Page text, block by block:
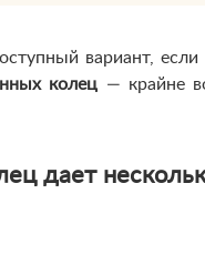
вариант, если
колец — крайне
дает